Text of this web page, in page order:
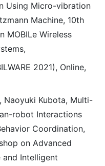
Using Micro-vibration
Machine, 10th
MOBILe Wireless
2021), Online,
Naoyuki Kubota, Multi-
robot Interactions
Coordination,
on Advanced
Intelligent